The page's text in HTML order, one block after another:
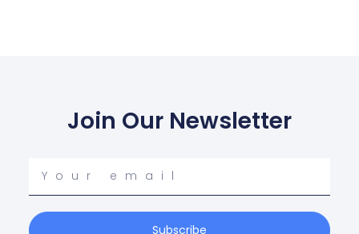
Join Our Newsletter
email
Subscribe